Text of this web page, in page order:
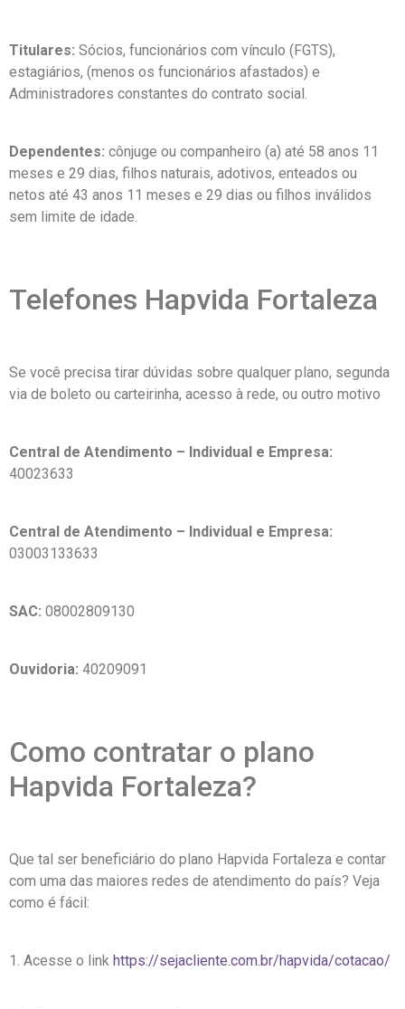
Titulares: Sócios, funcionários com vínculo (FGTS),
estagiários, (menos os funcionários afastados) e
Administradores constantes do contrato social.
Dependentes: cônjuge ou companheiro (a) até 58 anos 11
meses e 29 dias, filhos naturais, adotivos, enteados ou
netos até 43 anos 11 meses e 29 dias ou filhos inválidos
sem limite de idade.
Telefones Hapvida Fortaleza
Se você precisa tirar dúvidas sobre qualquer plano, segunda
via de boleto ou carteirinha, acesso à rede, ou outro motivo
Central de Atendimento – Individual e Empresa:
40023633
Central de Atendimento – Individual e Empresa:
03003133633
SAC: 08002809130
Ouvidoria: 40209091
Como contratar o plano
Hapvida Fortaleza?
Que tal ser beneficiário do plano Hapvida Fortaleza e contar
com uma das maiores redes de atendimento do país? Veja
como é fácil:
1. Acesse o link https://sejacliente.com.br/hapvida/cotacao/